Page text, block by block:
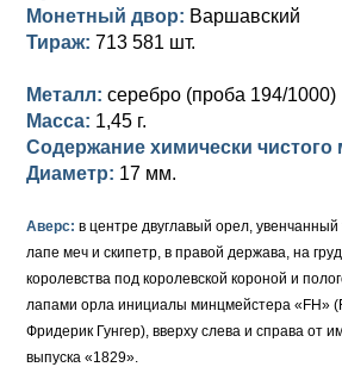
Памятные и донативные
Для Грузии
Для Польши
Памятные и донативные
Медь
Для Польши
Серебро
Золото
Сибирские монеты
Таврические монеты
Петр III (1762)
Елизавета I (1741-1762)
Серебро
Для Пруссии
Ливонезы
Альбертусталер
Иоанн Антонович (1740-1741)
Анна Иоанновна (1730-1740)
Екатерина I (1725-1727)
Петр I (1682-1725)
Золото
Монетный двор: Варшавский
Тираж: 713 581 шт.
Металл: серебро (проба 194/1000)
Масса: 1,45 г.
Содержание химически чистого
Диаметр: 17 мм.
Аверс: в центре двуглавый орел,
лапе меч и скипетр, в правой держава, на
королевства под королевской короной и
лапами орла инициалы минцмейстера «FH»
Фридерик Гунгер), вверху слева и справа от
выпуска «1829».